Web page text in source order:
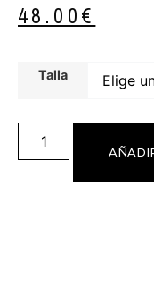
48.00€
Talla